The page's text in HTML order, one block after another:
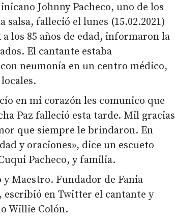
Johnny Pacheco, uno de los
salsa, falleció el lunes (15.02.2021)
a los 85 años de edad, informaron la
El cantante estaba
neumonía en un centro médico,
en mi corazón les comunico que
Paz falleció esta tarde. Mil gracias
que siempre le brindaron. En
y oraciones», dice un escueto
Pacheco, y familia.
y Maestro. Fundador de Fania
escribió en Twitter el cantante y
Willie Colón.